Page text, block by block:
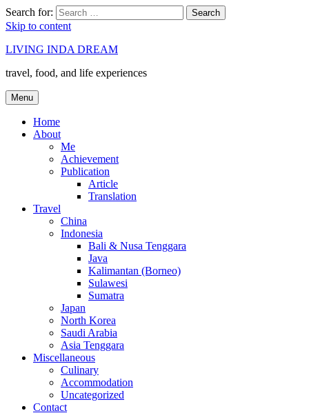
Search for: Search
Skip to content
LIVING INDA DREAM
travel, food, and life experiences
Menu
Home
About
Me
Achievement
Publication
Article
Translation
Travel
China
Indonesia
Bali & Nusa Tenggara
Java
Kalimantan (Borneo)
Sulawesi
Sumatra
Japan
North Korea
Saudi Arabia
Asia Tenggara
Miscellaneous
Culinary
Accommodation
Uncategorized
Contact